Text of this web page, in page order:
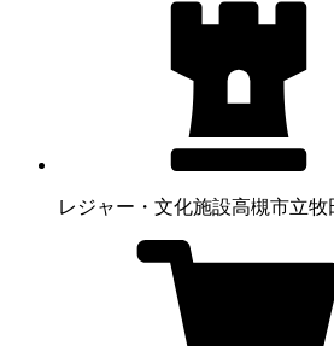
レジャー・文化施設高槻市立牧